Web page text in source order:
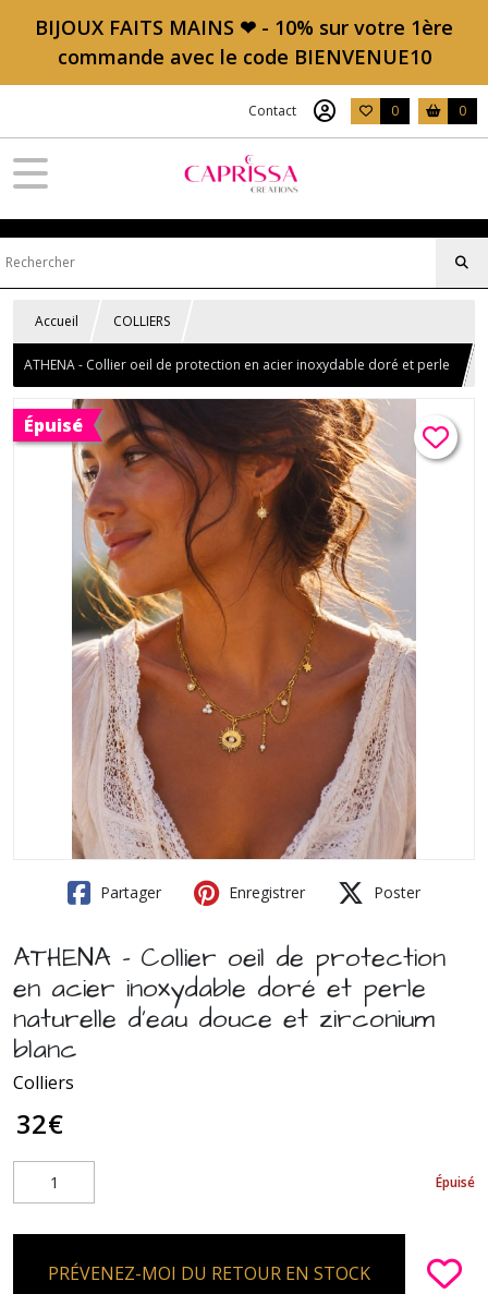
BIJOUX FAITS MAINS ❤ - 10% sur votre 1ère
commande avec le code BIENVENUE10
Contact 0 0
Accueil COLLIERS
ATHENA - Collier oeil de protection en acier inoxydable doré et perle
naturelle d'eau douce et zirconium blanc
Épuisé
Partager Enregistrer Poster
ATHENA - Collier oeil de protection
en acier inoxydable doré et perle
naturelle d'eau douce et zirconium
blanc
Colliers
32€
Épuisé
PRÉVENEZ-MOI DU RETOUR EN STOCK